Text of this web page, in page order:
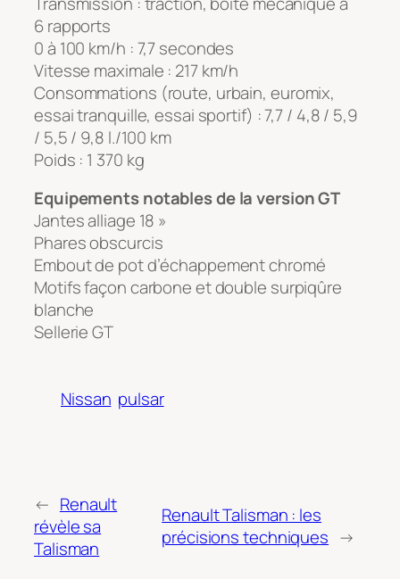
6 rapports
0 à 100 km/h : 7,7 secondes
Vitesse maximale : 217 km/h
Consommations (route, urbain, euromix,
essai tranquille, essai sportif) : 7,7 / 4,8 / 5,9
/ 5,5 / 9,8 l./100 km
Poids : 1 370 kg
Equipements notables de la version GT
Jantes alliage 18 »
Phares obscurcis
Embout de pot d’échappement chromé
Motifs façon carbone et double surpiqûre
blanche
Sellerie GT
Nissan pulsar
← Renault
révèle sa
Talisman
Renault Talisman : les
précisions techniques →